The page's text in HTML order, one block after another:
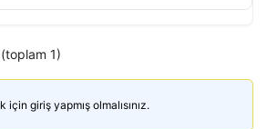
1)
giriş yapmış olmalısınız.